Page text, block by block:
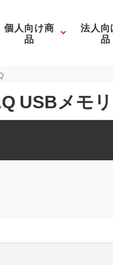
個人向け商
品
法人向
品
USBメモ